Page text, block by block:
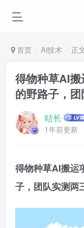
首页 AI技术 正
得物种草AI
的野路子，
站长
1年前更新
得物种草AI搬运
子，团队实测两